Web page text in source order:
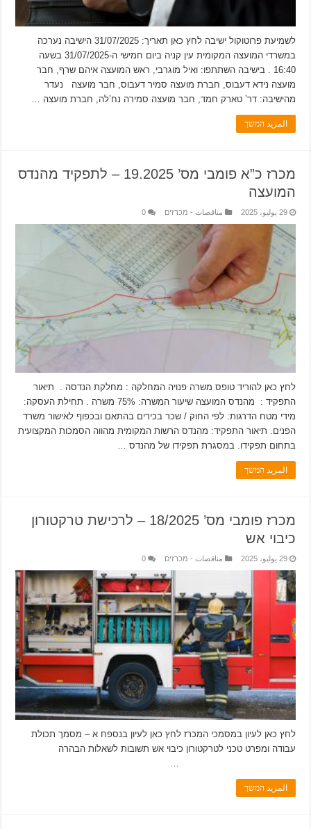
לשמיעת פרוטוקול ישיבה לחץ כאן תאריך: 31/07/2025 הישיבה נערכה
במשרדי המועצה המקומית עין קניה ביום חמישי ה-31/07/2025 בשעה
16:40 . בישיבה השתתפו: ואיל מוגרבי, ראש המועצה איהם שרף, חבר
מועצה נידא דעבוס, חברת מועצה סמיר דעבוס, חבר מועצה נעדר
מהישיבה: דר’ טארק חמד, חבר מועצה סמירה נח’לה, חברת מועצה …
المزيد המשך
מכרז כ”א פומבי מס’ 19.2025 – לתפקיד מהנדס
המועצה
29 يوليو، 2025 مناقصات - מכרזים 0
לחץ כאן להוריד טופס משרה פנויה המחלקה : מחלקת הנדסה . תיאור
התפקיד : מהנדס המועצה שיעור המשרה: 75% משרה . תחילת העסקה:
מידי מטח הדרגות: לפי החוק / שכר בכירים בהתאם ובכפוף לאישור משרד
הפנים. תיאור התפקיד: מהנדס הרשות המקומית מהווה הסמכות המקצועית
בתחום תפקידו. במסגרת תפקידו של מהנדס …
المزيد המשך
מכרז פומבי מס’ 18/2025 – לרכישת טרקטורון
כיבוי אש
29 يوليو، 2025 مناقصات - מכרזים 0
לחץ כאן לעיון במסמכי המכרז לחץ כאן לעיון בנספח א – מסמך תכולת
עבודה ומפרט טכני לטרקטורון כיבוי אש תשובות לשאלות הבהרה
…
المزيد המשך